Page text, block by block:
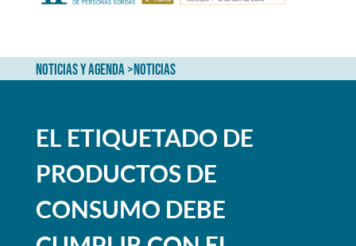
NOTICIAS Y AGENDA>NOTICIAS
EL ETIQUETADO DE
PRODUCTOS DE
CONSUMO DEBE